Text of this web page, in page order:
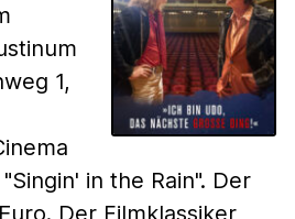
1,
in the Rain". Der
Der Filmklassiker